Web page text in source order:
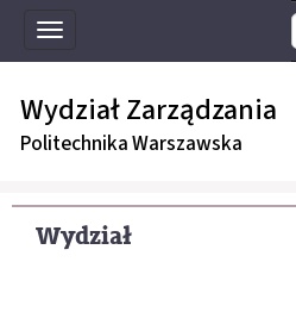
Toggle
navigation
Wydział Zarządzania
Politechnika Warszawska
Wydział